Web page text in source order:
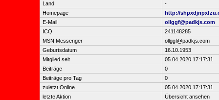
Land
-
Homepage
http://
E-Mail
ollggf@padkjs.com
ICQ
241148285
MSN Messenger
ollggf@padkjs.com
Geburtsdatum
16.10.1953
Mitglied seit
05.04.2020 17:17:31
Beiträge
0
Beiträge pro Tag
0
zuletzt Online
05.04.2020 17:17:31
letzte Aktion
Übersicht ansehen